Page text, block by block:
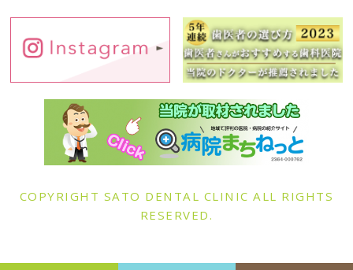
COPYRIGHT SATO DENTAL CLINIC ALL RIGHTS
RESERVED.